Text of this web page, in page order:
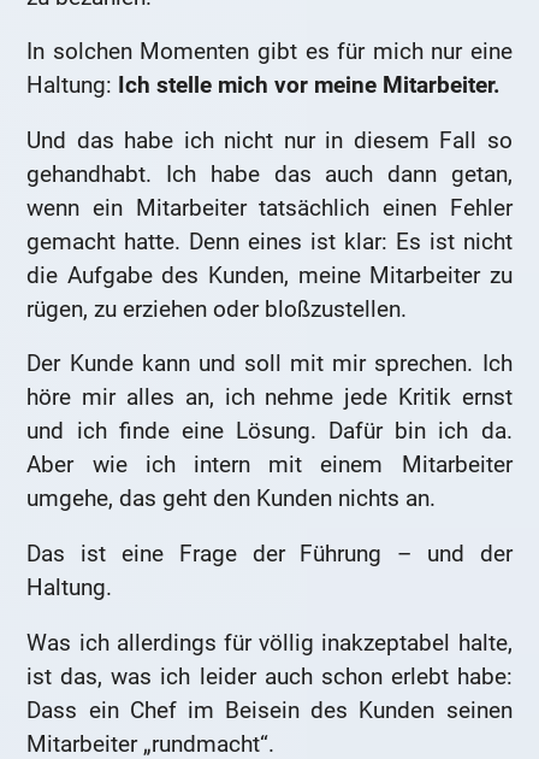
In solchen Momenten gibt es für mich nur eine
Haltung: Ich stelle mich vor meine Mitarbeiter.
Und das habe ich nicht nur in diesem Fall so
gehandhabt. Ich habe das auch dann getan,
wenn ein Mitarbeiter tatsächlich einen Fehler
gemacht hatte. Denn eines ist klar: Es ist nicht
die Aufgabe des Kunden, meine Mitarbeiter zu
rügen, zu erziehen oder bloßzustellen.
Der Kunde kann und soll mit mir sprechen. Ich
höre mir alles an, ich nehme jede Kritik ernst
und ich finde eine Lösung. Dafür bin ich da.
Aber wie ich intern mit einem Mitarbeiter
umgehe, das geht den Kunden nichts an.
Das ist eine Frage der Führung – und der
Haltung.
Was ich allerdings für völlig inakzeptabel halte,
ist das, was ich leider auch schon erlebt habe:
Dass ein Chef im Beisein des Kunden seinen
Mitarbeiter „rundmacht“.